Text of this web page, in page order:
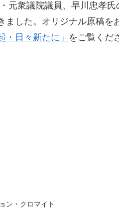
元衆議院議員、早川忠孝
ました。オリジナル原稿を
日々新たに」 をご覧くだ
ン・クロマイト